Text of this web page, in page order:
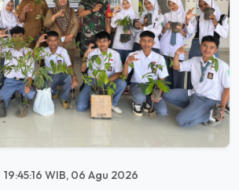
19:45:16 WIB, 06 Agu 2026